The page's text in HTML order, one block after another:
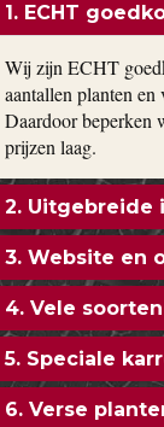
1. ECHT
Wij zijn ECHT
aantallen planten en
Daardoor beperken
prijzen laag.
2. Uitgebreide
3. Website en
4. Vele
5. Speciale
6. Verse